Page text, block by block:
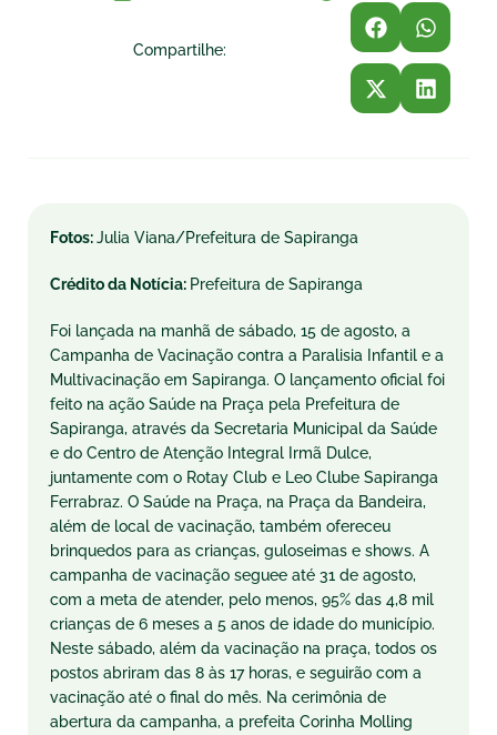
Compartilhe:
Fotos:Julia Viana/Prefeitura de Sapiranga
Crédito da Notícia: Prefeitura de Sapiranga
Foi lançada na manhã de sábado, 15 de agosto, a
Campanha de Vacinação contra a Paralisia Infantil e a
Multivacinação em Sapiranga. O lançamento oficial foi
feito na ação Saúde na Praça pela Prefeitura de
Sapiranga, através da Secretaria Municipal da Saúde
e do Centro de Atenção Integral Irmã Dulce,
juntamente com o Rotay Club e Leo Clube Sapiranga
Ferrabraz. O Saúde na Praça, na Praça da Bandeira,
além de local de vacinação, também ofereceu
brinquedos para as crianças, guloseimas e shows. A
campanha de vacinação seguee até 31 de agosto,
com a meta de atender, pelo menos, 95% das 4,8 mil
crianças de 6 meses a 5 anos de idade do município.
Neste sábado, além da vacinação na praça, todos os
postos abriram das 8 às 17 horas, e seguirão com a
vacinação até o final do mês. Na cerimônia de
abertura da campanha, a prefeita Corinha Molling